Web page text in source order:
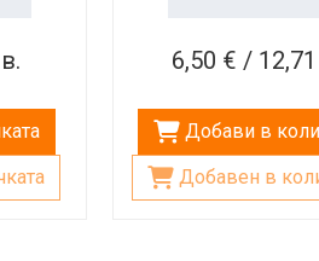
6,50 € /
Добави в
Добавен в